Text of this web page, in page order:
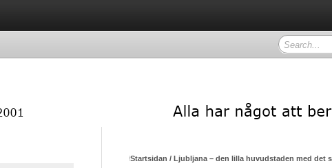
restauranger som siktar mot himlen i sin strävan efter nya stjärnor
Startsidan / Ljubljana – den lilla huvudstaden med det